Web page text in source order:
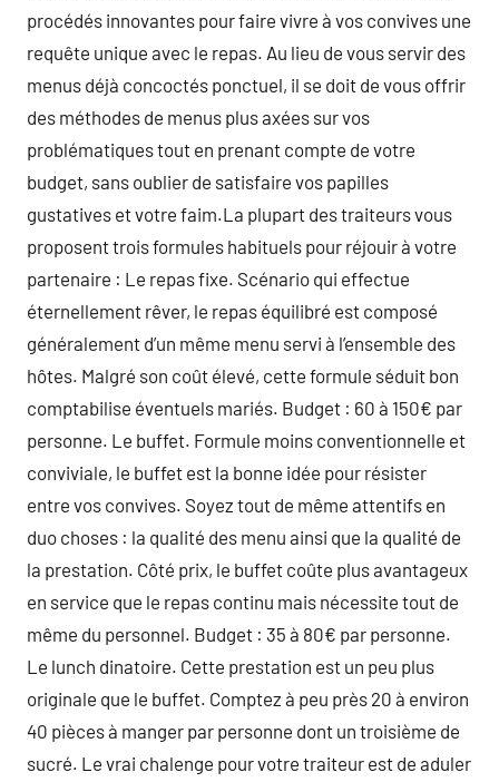
procédés innovantes pour faire vivre à vos convives une
requête unique avec le repas. Au lieu de vous servir des
menus déjà concoctés ponctuel, il se doit de vous offrir
des méthodes de menus plus axées sur vos
problématiques tout en prenant compte de votre
budget, sans oublier de satisfaire vos papilles
gustatives et votre faim.La plupart des traiteurs vous
proposent trois formules habituels pour réjouir à votre
partenaire : Le repas fixe. Scénario qui effectue
éternellement rêver, le repas équilibré est composé
généralement d’un même menu servi à l’ensemble des
hôtes. Malgré son coût élevé, cette formule séduit bon
comptabilise éventuels mariés. Budget : 60 à 150€ par
personne. Le buffet. Formule moins conventionnelle et
conviviale, le buffet est la bonne idée pour résister
entre vos convives. Soyez tout de même attentifs en
duo choses : la qualité des menu ainsi que la qualité de
la prestation. Côté prix, le buffet coûte plus avantageux
en service que le repas continu mais nécessite tout de
même du personnel. Budget : 35 à 80€ par personne.
Le lunch dinatoire. Cette prestation est un peu plus
originale que le buffet. Comptez à peu près 20 à environ
40 pièces à manger par personne dont un troisième de
sucré. Le vrai chalenge pour votre traiteur est de aduler